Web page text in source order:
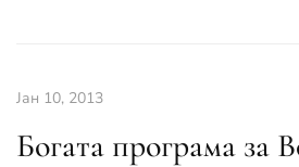
Јан 10, 2013
Богата програма за